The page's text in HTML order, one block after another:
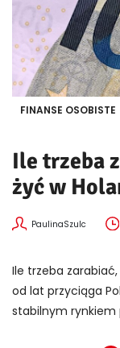
FINANSE OSOBISTE
Ile trzeba
żyć w
PaulinaSzulc
Ile trzeba
od lat przyciąga
stabilnym rynkiem